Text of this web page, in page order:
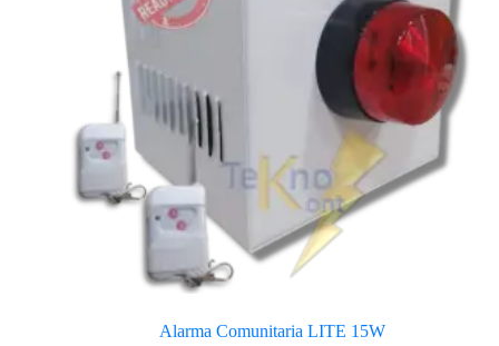
Alarma Comunitaria LITE 15W